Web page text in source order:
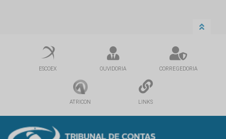
ESCOEX OUVIDORIA CORREGEDORIA
ATRICON LINKS